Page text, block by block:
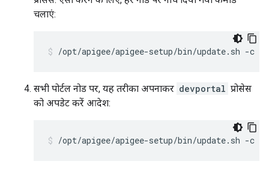
चलाएं:
/opt/apigee/apigee-setup/bin/update.sh -c
सभी पोर्टल नोड पर, यह तरीका अपनाकर devportal प्रोसेस
को अपडेट करें आदेश:
/opt/apigee/apigee-setup/bin/update.sh -c